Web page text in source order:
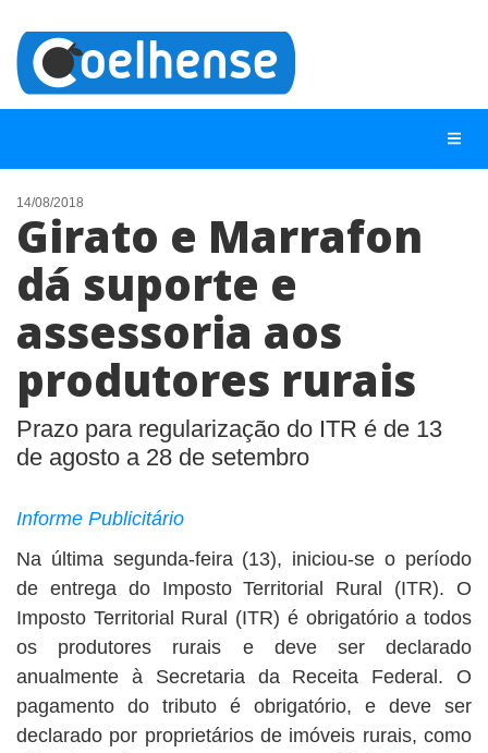
NOTÍCIAS
LISTA DIGITAL
ANUNCIE
14/08/2018
Girato e Marrafon
dá suporte e
assessoria aos
produtores rurais
Prazo para regularização do ITR é de 13
de agosto a 28 de setembro
Informe Publicitário
Na última segunda-feira (13), iniciou-se o período
de entrega do Imposto Territorial Rural (ITR). O
Imposto Territorial Rural (ITR) é obrigatório a todos
os produtores rurais e deve ser declarado
anualmente à Secretaria da Receita Federal. O
pagamento do tributo é obrigatório, e deve ser
declarado por proprietários de imóveis rurais, como